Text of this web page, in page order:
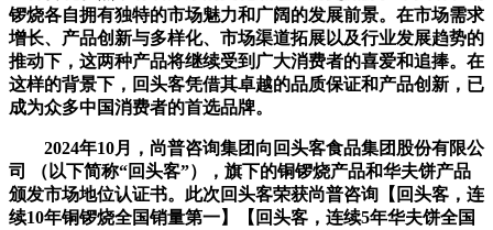
锣烧各自拥有独特的市场魅力和广阔的发展前景。在市场需求
增长、产品创新与多样化、市场渠道拓展以及行业发展趋势的
推动下，这两种产品将继续受到广大消费者的喜爱和追捧。在
这样的背景下，回头客凭借其卓越的品质保证和产品创新，已
成为众多中国消费者的首选品牌。
2024年10月，尚普咨询集团向回头客食品集团股份有限公
司 （以下简称“回头客”），旗下的铜锣烧产品和华夫饼产品
颁发市场地位认证书。此次回头客荣获尚普咨询【回头客，连
续10年铜锣烧全国销量第一】【回头客，连续5年华夫饼全国